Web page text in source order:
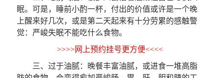
眠。可是，睡前小酌一杯，付出的价值或许是一个晚
上醒来好几次，或是第二天起来有十分劳累的感触警
觉：严峻失眠不能吃什么食物。
>>>>网上预约挂号更方便<<<<
三、过于油腻：晚餐丰富油腻，或进食一堆高脂